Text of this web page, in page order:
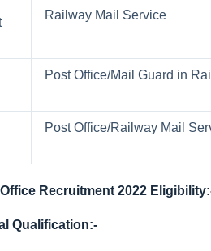
Railway Mail Service
Post Office/Mail Guard in
Post Office/Railway Mail
Recruitment 2022
Qualification:-